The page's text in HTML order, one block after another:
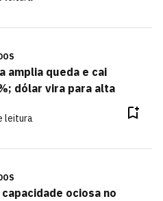
amplia queda e cai
dólar vira para alta
leitura
ociosa no